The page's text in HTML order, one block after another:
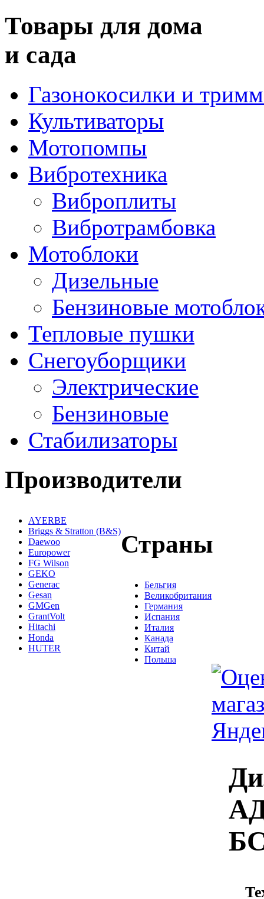
Товары для дома
и сада
Газонокосилки и
Культиваторы
Мотопомпы
Вибротехника
Виброплиты
Вибротрамбовка
Мотоблоки
Дизельные
Бензиновые
Тепловые пушки
Снегоуборщики
Электрические
Бензиновые
Стабилизаторы
Производители
AYERBE
Briggs & Stratton (B&S)
Daewoo
Europower
FG Wilson
GEKO
Generac
Gesan
GMGen
GrantVolt
Hitachi
Honda
HUTER
Страны
Бельгия
Великобритания
Германия
Испания
Италия
Канада
Китай
Польша